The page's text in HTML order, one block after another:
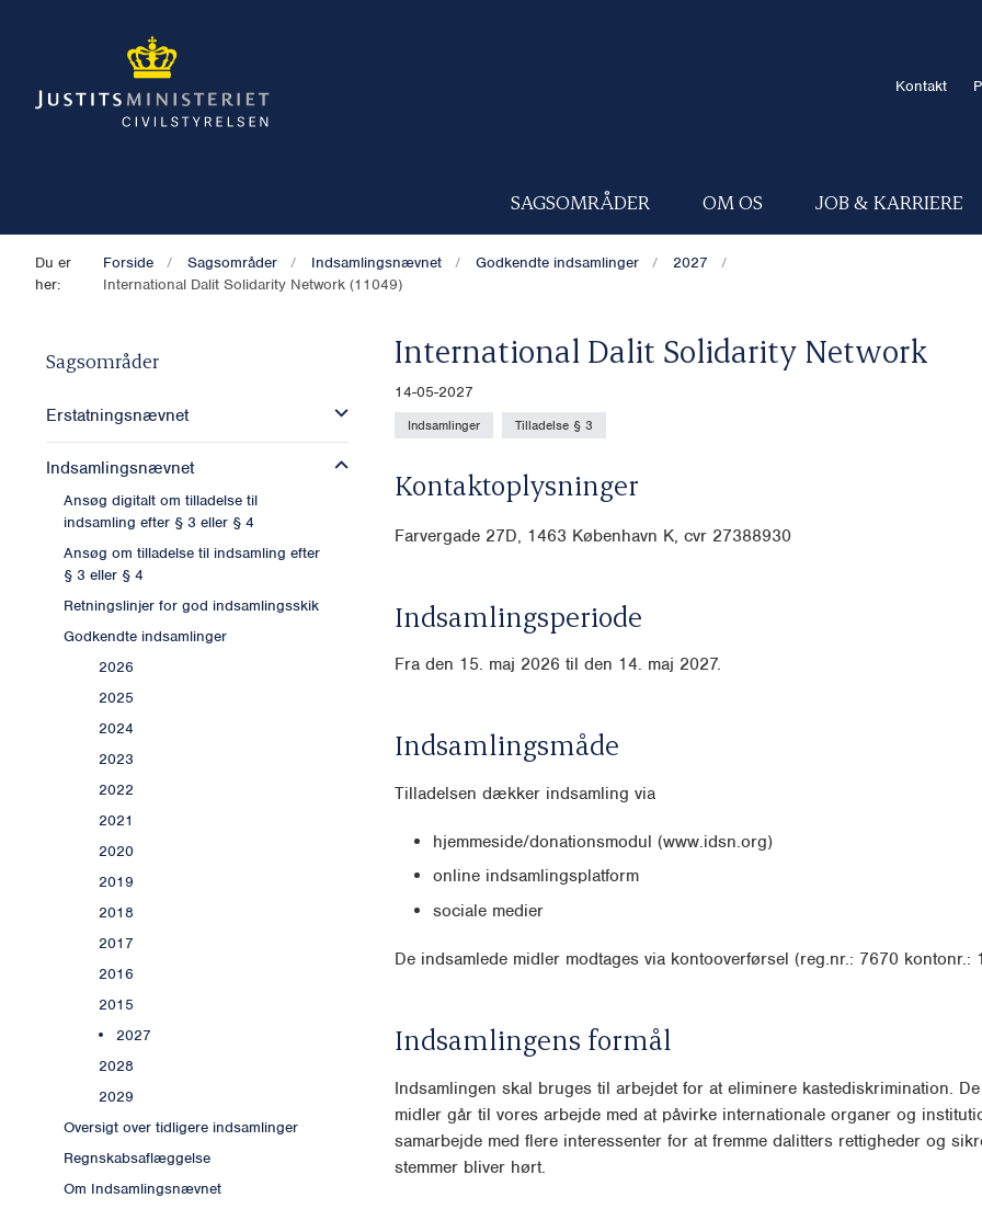
Kontakt
SAGSOMRÅDER OM OS JOB & KARRIERE
Du er
her:
Forside Sagsområder Indsamlingsnævnet Godkendte indsamlinger
2027
International Dalit Solidarity Network (11049)
Sagsområder
Erstatningsnævnet
Indsamlingsnævnet
Ansøg digitalt om tilladelse til
indsamling efter § 3 eller § 4
Ansøg om tilladelse til indsamling efter
§ 3 eller § 4
Retningslinjer for god indsamlingsskik
Godkendte indsamlinger
2026
2025
2024
2023
2022
2021
2020
2019
2018
2017
2016
2015
2027
2028
2029
Oversigt over tidligere indsamlinger
Regnskabsaflæggelse
Om Indsamlingsnævnet
International Dalit Solidarity Network
14-05-2027
Indsamlinger Tilladelse § 3
Kontaktoplysninger
Farvergade 27D, 1463 København K, cvr 27388930
Indsamlingsperiode
Fra den 15. maj 2026 til den 14. maj 2027.
Indsamlingsmåde
Tilladelsen dækker indsamling via
hjemmeside/donationsmodul (www.idsn.org)
online indsamlingsplatform
sociale medier
De indsamlede midler modtages via kontooverførsel (reg.nr.: 7670 kontonr.:
Indsamlingens formål
Indsamlingen skal bruges til arbejdet for at eliminere kastediskrimination.
midler går til vores arbejde med at påvirke internationale organer og
samarbejde med flere interessenter for at fremme dalitters rettigheder og
stemmer bliver hørt.